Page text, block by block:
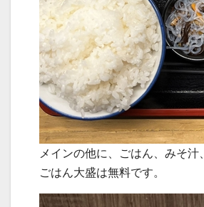
メインの他に、ごはん、みそ汁
ごはん大盛は無料です。